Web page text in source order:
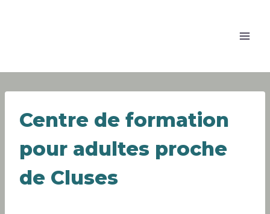
Centre de formation
pour adultes proche
de Cluses